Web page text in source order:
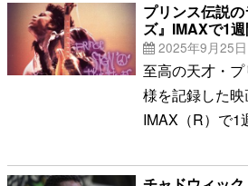
プリンス伝説
ズ』IMAXで1週
2025年9月25日
至高の天才・
様を記録した映
IMAX（R）で1